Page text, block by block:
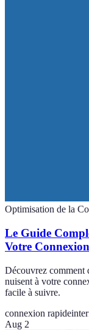
Optimisation de la
Le Guide
Votre
Découvrez comment
nuisent à votre
facile à suivre.
connexion rapide
Aug 2